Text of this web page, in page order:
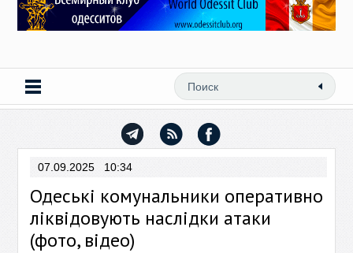
07.09.2025 10:34
Одеські комунальники оперативно
ліквідовують наслідки атаки
(фото, відео)